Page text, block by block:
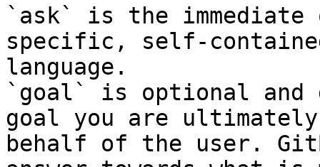
`ask` is the
specific, self-
language.
`goal` is optional and
goal you are
behalf of the user.